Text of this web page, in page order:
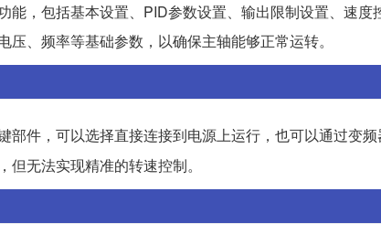
能，包括基本设置、PID参数设置、输出限制设置、速度
、频率等基础参数，以确保主轴能够正常运转。
部件，可以选择直接连接到电源上运行，也可以通过变
无法实现精准的转速控制。